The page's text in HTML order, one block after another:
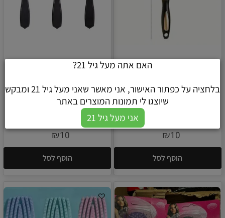
מברשת שיער אליפסה
₪10
הוסף לסל
מברשת שיער מרובעת
₪10
הוסף לסל
האם אתה מעל גיל 21?
בלחציה על כפתור האישור, אני מאשר שאני מעל גיל 21 ומבקש
שיוצגו לי תמונות המוצרים באתר
אני מעל גיל 21